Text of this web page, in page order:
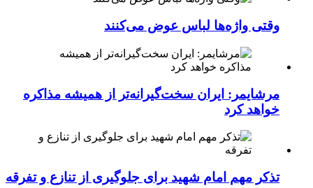
وقتی واژه‌ها لباس عوض می‌کنند
مرشایمر: ایران سخت‌گیرانه‌تر از همیشه مذاکره
خواهد کرد
تذکر مهم امام شهید برای جلوگیری از تنازع و تفرقه